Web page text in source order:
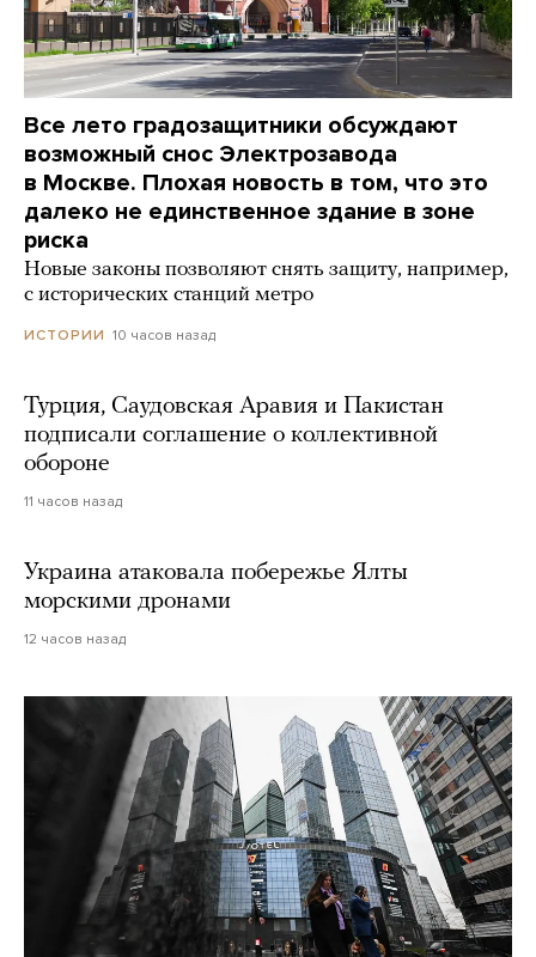
Все лето градозащитники обсуждают
возможный снос Электрозавода
в Москве. Плохая новость в том, что это
далеко не единственное здание в зоне
риска
Новые законы позволяют снять защиту, например,
с исторических станций метро
ИСТОРИИ 10 часов назад
Турция, Саудовская Аравия и Пакистан
подписали соглашение о коллективной
обороне
11 часов назад
Украина атаковала побережье Ялты
морскими дронами
12 часов назад